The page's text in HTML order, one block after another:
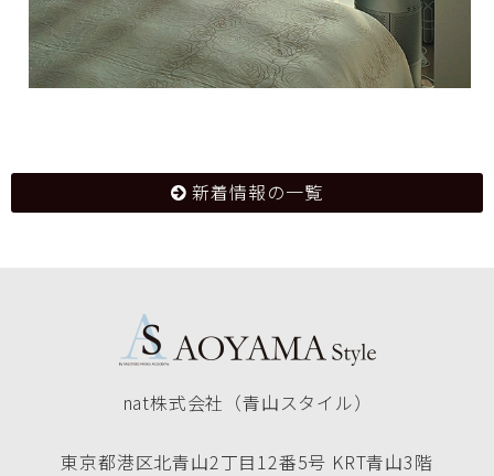
新着情報の一覧
nat株式会社（青山スタイル）
東京都港区北青山2丁目12番5号 KRT青山3階